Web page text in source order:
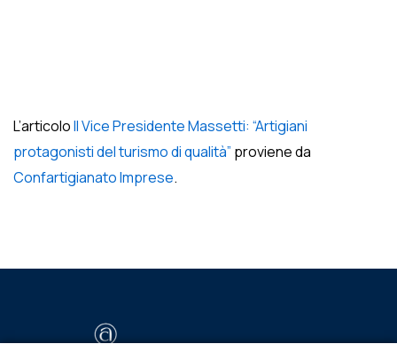
L’articoloIl Vice Presidente Massetti: “Artigiani
protagonisti del turismo di qualità” proviene da
Confartigianato Imprese.